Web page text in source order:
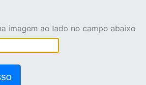
imagem ao lado no campo abaixo